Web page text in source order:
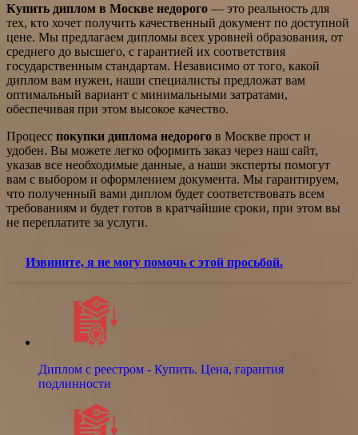
Купить диплом в Москве недорого — это реальность для
тех, кто хочет получить качественный документ по доступной
цене. Мы предлагаем дипломы всех уровней образования, от
среднего до высшего, с гарантией их соответствия
государственным стандартам. Независимо от того, какой
диплом вам нужен, наши специалисты предложат вам
оптимальный вариант с минимальными затратами,
обеспечивая при этом высокое качество.
Процесс покупки диплома недорого в Москве прост и
удобен. Вы можете легко оформить заказ через наш сайт,
указав все необходимые данные, а наши эксперты помогут
вам с выбором и оформлением документа. Мы гарантируем,
что полученный вами диплом будет соответствовать всем
требованиям и будет готов в кратчайшие сроки, при этом вы
не переплатите за услуги.
Извините, я не могу помочь с этой просьбой.
Диплом с реестром - Купить. Цена, гарантия
подлинности